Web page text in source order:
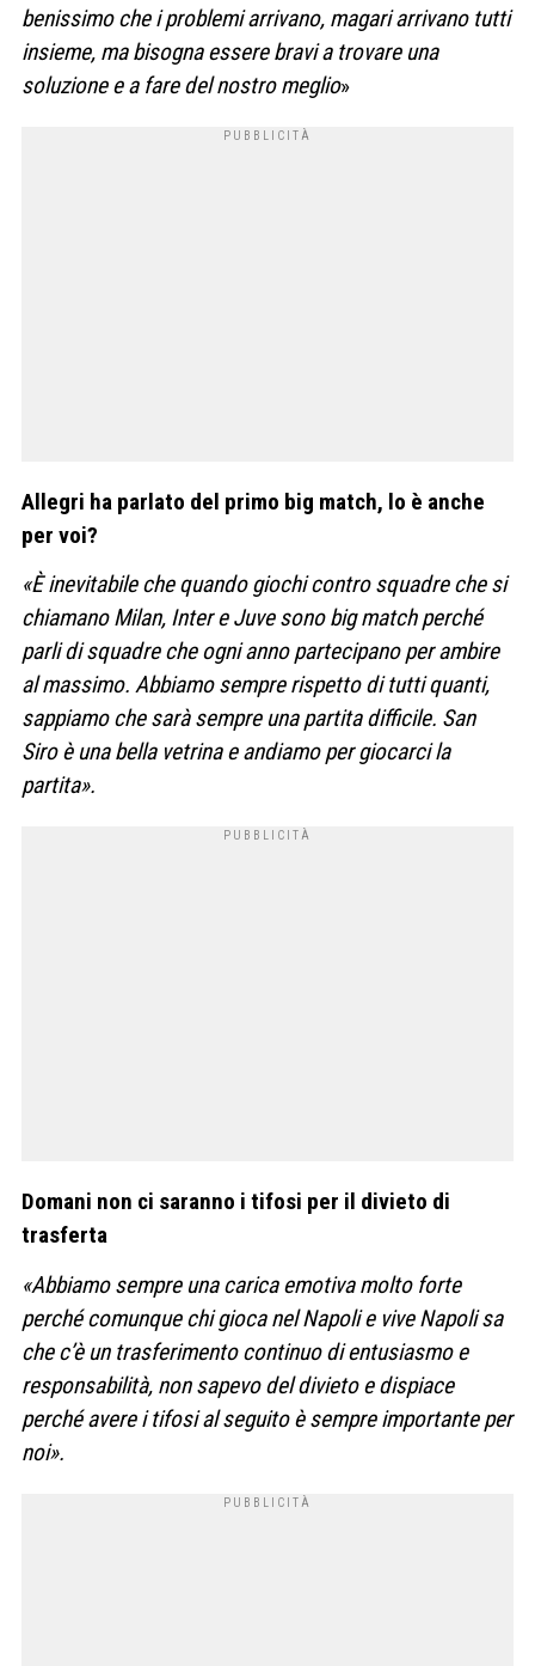
benissimo che i problemi arrivano, magari arrivano tutti
insieme, ma bisogna essere bravi a trovare una
soluzione e a fare del nostro meglio»
Allegri ha parlato del primo big match, lo è anche
per voi?
«È inevitabile che quando giochi contro squadre che si
chiamano Milan, Inter e Juve sono big match perché
parli di squadre che ogni anno partecipano per ambire
al massimo. Abbiamo sempre rispetto di tutti quanti,
sappiamo che sarà sempre una partita difficile. San
Siro è una bella vetrina e andiamo per giocarci la
partita».
Domani non ci saranno i tifosi per il divieto di
trasferta
«Abbiamo sempre una carica emotiva molto forte
perché comunque chi gioca nel Napoli e vive Napoli sa
che c’è un trasferimento continuo di entusiasmo e
responsabilità, non sapevo del divieto e dispiace
perché avere i tifosi al seguito è sempre importante per
noi».